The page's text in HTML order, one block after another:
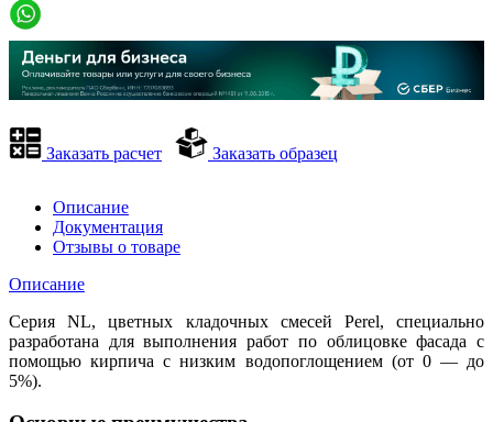
Заказать расчет Заказать образец
Описание
Документация
Отзывы о товаре
Описание
Серия NL, цветных кладочных смесей Perel, специально
разработана для выполнения работ по облицовке фасада с
помощью кирпича с низким водопоглощением (от 0 — до
5%).